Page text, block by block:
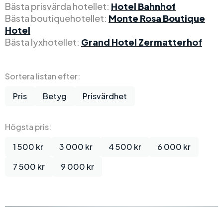
Bästa prisvärda hotellet: Hotel Bahnhof
Bästa boutiquehotellet: Monte Rosa Boutique
Hotel
Bästa lyxhotellet: Grand Hotel Zermatterhof
Sortera listan efter:
Pris
Betyg Prisvärdhet
Högsta pris:
1 500 kr
3 000 kr 4 500 kr
6 000 kr
7 500 kr
9 000 kr